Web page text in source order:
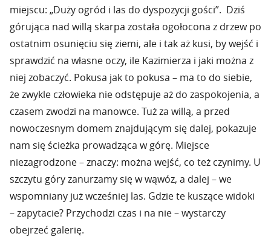
miejscu: „Duży ogród i las do dyspozycji gości”. Dziś
górująca nad willą skarpa została ogołocona z drzew po
ostatnim osunięciu się ziemi, ale i tak aż kusi, by wejść i
sprawdzić na własne oczy, ile Kazimierza i jaki można z
niej zobaczyć. Pokusa jak to pokusa – ma to do siebie,
że zwykle człowieka nie odstępuje aż do zaspokojenia, a
czasem zwodzi na manowce. Tuż za willą, a przed
nowoczesnym domem znajdującym się dalej, pokazuje
nam się ścieżka prowadząca w górę. Miejsce
niezagrodzone – znaczy: można wejść, co też czynimy. U
szczytu góry zanurzamy się w wąwóz, a dalej – we
wspomniany już wcześniej las. Gdzie te kuszące widoki
– zapytacie? Przychodzi czas i na nie – wystarczy
obejrzeć galerię.